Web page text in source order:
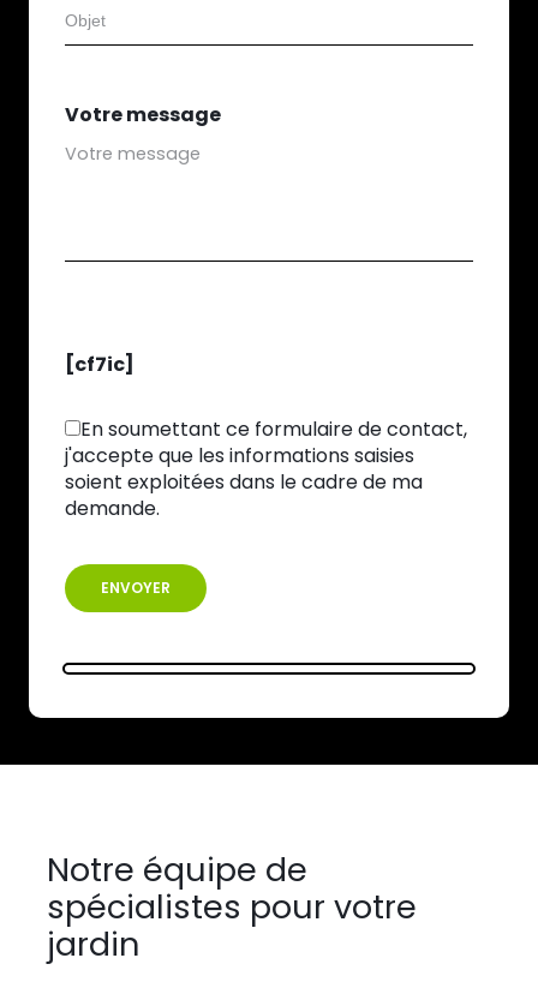
Votre message
[cf7ic]
En soumettant ce formulaire de contact,
j'accepte que les informations saisies
soient exploitées dans le cadre de ma
demande.
Notre équipe de
spécialistes pour votre
jardin